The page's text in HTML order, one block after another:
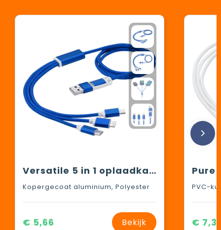
Versatile 5 in 1 oplaadkabel
Kopergecoat aluminium, Polyester
€ 5,66 Bekijk
PVC-
€